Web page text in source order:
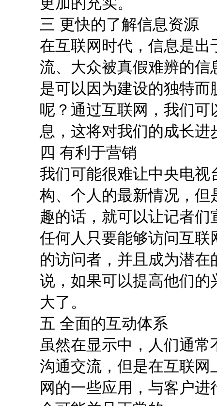
三 更快的了解信息资源
在互联网时代，信息是
流、大众被真假难辨的
是可以因为建设的独特
呢？通过互联网，我们
息，这将对我们的成长
四 有利于营销
我们可能很难让中央电
构、个人的最新情况，
趣的话，就可以让记者
任何人只要能够访问互
的访问者，并且成为潜
说，如果可以提高他们
大了。
五 全面的互动体系
虽然在显示中，人们通
沟通交流，但是在互联
网的一些应用，与客户